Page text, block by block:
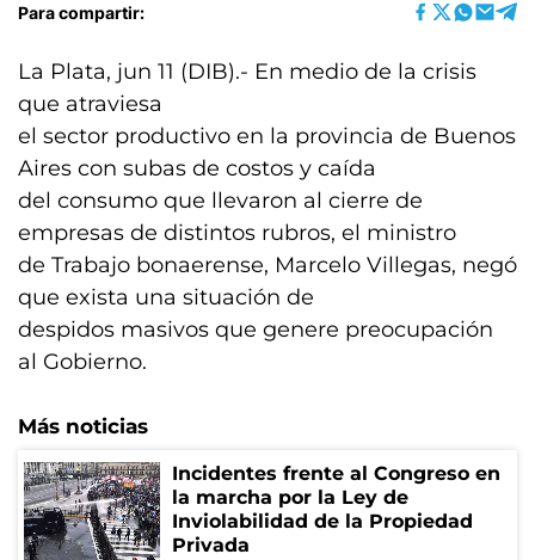
Para compartir:
La Plata, jun 11 (DIB).- En medio de la crisis
que atraviesa
el sector productivo en la provincia de Buenos
Aires con subas de costos y caída
del consumo que llevaron al cierre de
empresas de distintos rubros, el ministro
de Trabajo bonaerense, Marcelo Villegas, negó
que exista una situación de
despidos masivos que genere preocupación
al Gobierno.
Más noticias
Incidentes frente al Congreso en
la marcha por la Ley de
Inviolabilidad de la Propiedad
Privada